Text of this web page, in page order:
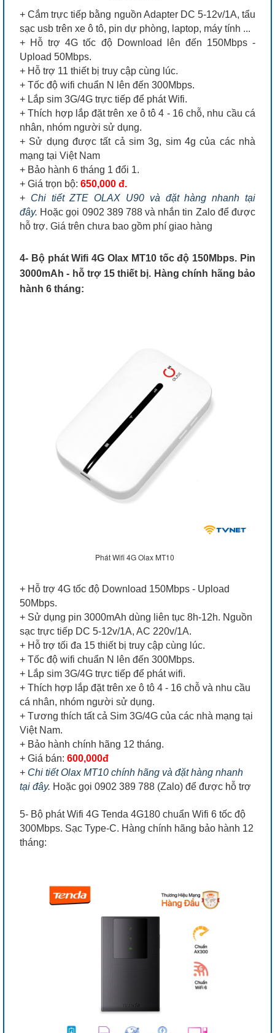
+ Cắm trực tiếp bằng nguồn Adapter DC 5-12v/1A, tẩu
sạc usb trên xe ô tô, pin dự phòng, laptop, máy tính ...
+ Hỗ trợ 4G tốc độ Download lên đến 150Mbps -
Upload 50Mbps.
+ Hỗ trợ 11 thiết bị truy cập cùng lúc.
+ Tốc độ wifi chuẩn N lên đến 300Mbps.
+ Lắp sim 3G/4G trực tiếp để phát Wifi.
+ Thích hợp lắp đặt trên xe ô tô 4 - 16 chỗ, nhu cầu cá
nhân, nhóm người sử dụng.
+ Sử dụng được tất cả sim 3g, sim 4g của các nhà
mạng tại Việt Nam
+ Bảo hành 6 tháng 1 đổi 1.
+ Giá trọn bộ: 650,000 đ.
+ Chi tiết ZTE OLAX U90 và đặt hàng nhanh tại
đây. Hoặc gọi 0902 389 788 và nhắn tin Zalo để được
hỗ trợ. Giá trên chưa bao gồm phí giao hàng
4- Bộ phát Wifi 4G Olax MT10 tốc độ 150Mbps. Pin
3000mAh - hỗ trợ 15 thiết bị. Hàng chính hãng bảo
hành 6 tháng:
Phát Wifi 4G Olax MT10
+ Hỗ trợ 4G tốc độ Download 150Mbps - Upload
50Mbps.
+ Sử dụng pin 3000mAh dùng liên tục 8h-12h. Nguồn
sạc trực tiếp DC 5-12v/1A, AC 220v/1A.
+ Hỗ trợ tối đa 15 thiết bị truy cập cùng lúc.
+ Tốc độ wifi chuẩn N lên đến 300Mbps.
+ Lắp sim 3G/4G trực tiếp để phát wifi.
+ Thích hợp lắp đặt trên xe ô tô 4 - 16 chỗ và nhu cầu
cá nhân, nhóm người sử dụng.
+ Tương thích tất cả Sim 3G/4G của các nhà mạng tại
Việt Nam.
+ Bảo hành chính hãng 12 tháng.
+ Giá bán: 600,000đ
+ Chi tiết Olax MT10 chính hãng và đặt hàng nhanh
tại đây. Hoặc gọi 0902 389 788 (Zalo) để được hỗ trợ
5- Bộ phát Wifi 4G Tenda 4G180 chuẩn Wifi 6 tốc độ
300Mbps. Sạc Type-C. Hàng chính hãng bảo hành 12
tháng: